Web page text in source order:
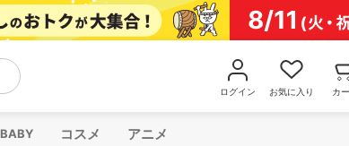
ログイン お気に入り カ
コスメ アニメ